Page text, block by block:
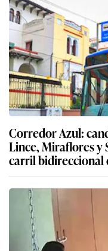
Corredor Azul:
Lince, Miraflores y
carril bidireccional